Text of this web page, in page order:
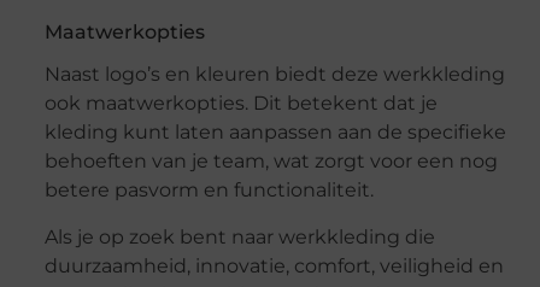
Maatwerkopties
Naast logo’s en kleuren biedt deze werkkleding
ook maatwerkopties. Dit betekent dat je
kleding kunt laten aanpassen aan de specifieke
behoeften van je team, wat zorgt voor een nog
betere pasvorm en functionaliteit.
Als je op zoek bent naar werkkleding die
duurzaamheid, innovatie, comfort, veiligheid en